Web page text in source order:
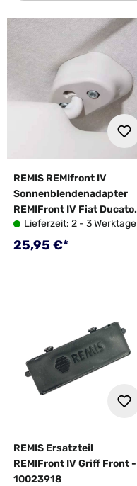
REMIS REMIfront IV
Sonnenblendenadapter
REMIFront IV Fiat Ducato
X250/X290 ab Bj. 07/06
Lieferzeit: 2 - 3 Werktage
Regulärer Preis:
25,95 €*
REMIS Ersatzteil
REMIFront IV Griff Front -
10023918